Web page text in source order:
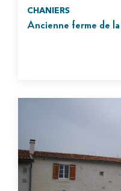
CHANIERS
Ancienne ferme de